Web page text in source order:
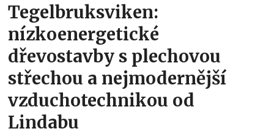
Tegelbruksviken:
nízkoenergetické
dřevostavby s plechovou
střechou a nejmodernější
vzduchotechnikou od
Lindabu